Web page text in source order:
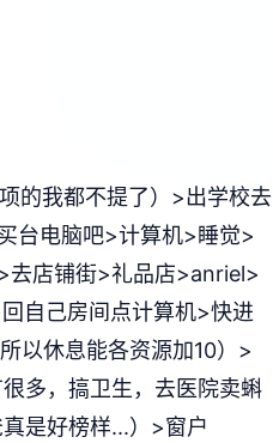
的我都不提了）>出学校去
台电脑吧>计算机>睡觉>
去店铺街>礼品店>anriel>
自己房间点计算机>快进
以休息能各资源加10）>
多，搞卫生，去医院卖蝌
是好榜样...）>窗户